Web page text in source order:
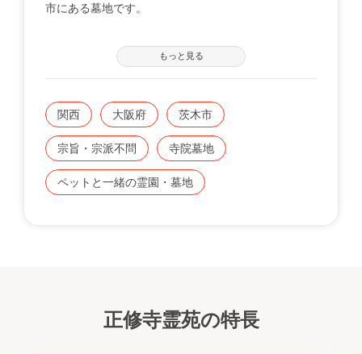
市にある墓地です。
墓苑の近くには、「忍頂寺スポーツ公園」をはじめ
「青少年野外活動センター」、「キリシタン遺物資料
館」、「見山の郷」などの散策スポットや縄文時代の
竪穴式住居が体験できる縄文カフェ「まだま村」御座
います。墓参がてらお立ち寄り頂けるスポットが目白
押しです。
もっと見る
関西 大阪府 茨木市
宗旨・宗派不問 寺院墓地
ペットと一緒の霊園・墓地
正修寺霊苑の特長